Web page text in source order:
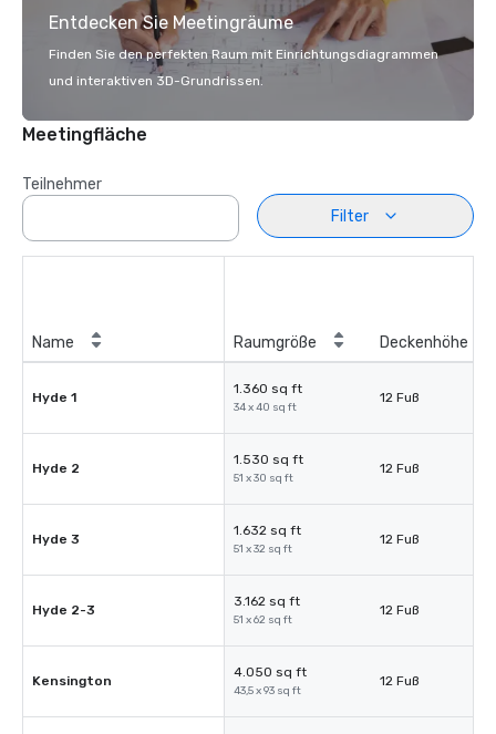
Entdecken Sie Meetingräume
Finden Sie den perfekten Raum mit Einrichtungsdiagrammen
und interaktiven 3D-Grundrissen.
Meetingfläche
Teilnehmer
Filter
Name Raumgröße Deckenhöhe
Hyde 1
1.360 sq ft
34 x 40 sq ft
12 Fuß
Hyde 2
1.530 sq ft
51 x 30 sq ft
12 Fuß
Hyde 3
1.632 sq ft
51 x 32 sq ft
12 Fuß
Hyde 2-3
3.162 sq ft
51 x 62 sq ft
12 Fuß
Kensington
4.050 sq ft
43,5 x 93 sq ft
12 Fuß